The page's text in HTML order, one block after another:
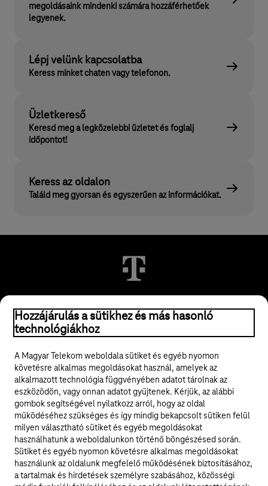
megoldásaink mindenki számára hozzáférhetőek
legyenek.
Lépj velünk kapcsolatba
Keress minket chaten vagy telefonon.
Üzletkereső
Keresd meg a legközelebbi üzletet és foglalj
időpontot!
Keress az oldalon
Találd meg gyorsan és egyszerűen az információkat.
© 2026 Magyar Telekom Nyrt.
ÁSZF
Adatvédelem
Felhívások
Hozzájárulás a sütikhez és más hasonló
technológiákhoz
A Magyar Telekom weboldala sütiket és egyéb nyomon
követésre alkalmas megoldásokat használ, amelyek az
alkalmazott technológia függvényében adatot tárolnak az
eszközödön, vagy onnan adatot gyűjtenek. Kérjük, az alábbi
gombok segítségével nyilatkozz arról, hogy az oldal
működéséhez szükséges és így mindig bekapcsolt sütiken felül
milyen választható sütiket és egyéb megoldásokat
használhatunk a weboldalunkon történő böngészésed során.
Sütiket és egyéb nyomon követésre alkalmas megoldásokat
használunk az oldalunk megfelelő működésének biztosításához,
a tartalmak és hirdetések személyre szabásához, közösségi